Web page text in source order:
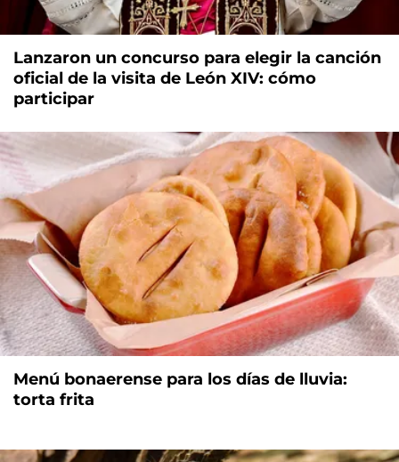
Lanzaron un concurso para elegir la canción
oficial de la visita de León XIV: cómo
participar
Menú bonaerense para los días de lluvia:
torta frita